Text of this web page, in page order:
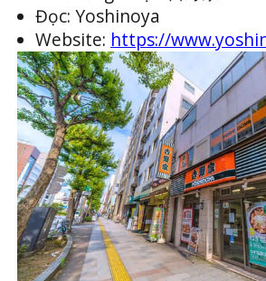
Đọc: Yoshinoya
Website: https://